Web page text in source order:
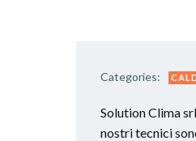
Categories:
Solution Clima
nostri tecnici